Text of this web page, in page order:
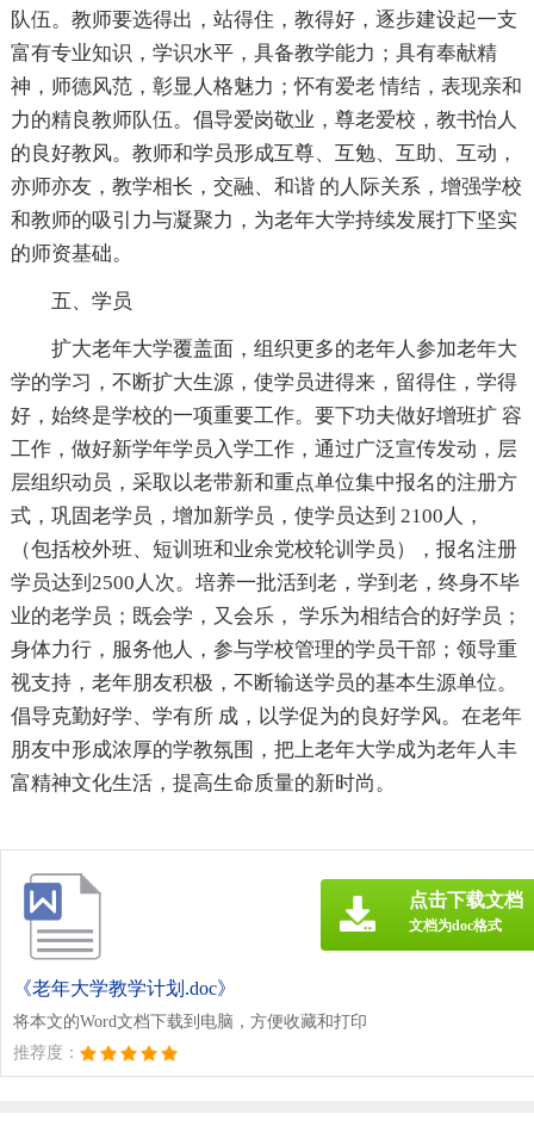
队伍。教师要选得出，站得住，教得好，逐步建设起一支
富有专业知识，学识水平，具备教学能力；具有奉献精
神，师德风范，彰显人格魅力；怀有爱老 情结，表现亲和
力的精良教师队伍。倡导爱岗敬业，尊老爱校，教书怡人
的良好教风。教师和学员形成互尊、互勉、互助、互动，
亦师亦友，教学相长，交融、和谐 的人际关系，增强学校
和教师的吸引力与凝聚力，为老年大学持续发展打下坚实
的师资基础。
五、学员
扩大老年大学覆盖面，组织更多的老年人参加老年大
学的学习，不断扩大生源，使学员进得来，留得住，学得
好，始终是学校的一项重要工作。要下功夫做好增班扩 容
工作，做好新学年学员入学工作，通过广泛宣传发动，层
层组织动员，采取以老带新和重点单位集中报名的注册方
式，巩固老学员，增加新学员，使学员达到 2100人，
（包括校外班、短训班和业余党校轮训学员），报名注册
学员达到2500人次。培养一批活到老，学到老，终身不毕
业的老学员；既会学，又会乐， 学乐为相结合的好学员；
身体力行，服务他人，参与学校管理的学员干部；领导重
视支持，老年朋友积极，不断输送学员的基本生源单位。
倡导克勤好学、学有所 成，以学促为的良好学风。在老年
朋友中形成浓厚的学教氛围，把上老年大学成为老年人丰
富精神文化生活，提高生命质量的新时尚。
《老年大学教学计划.doc》
将本文的Word文档下载到电脑，方便收藏和打印
推荐度：
点击下载文档
文档为doc格式